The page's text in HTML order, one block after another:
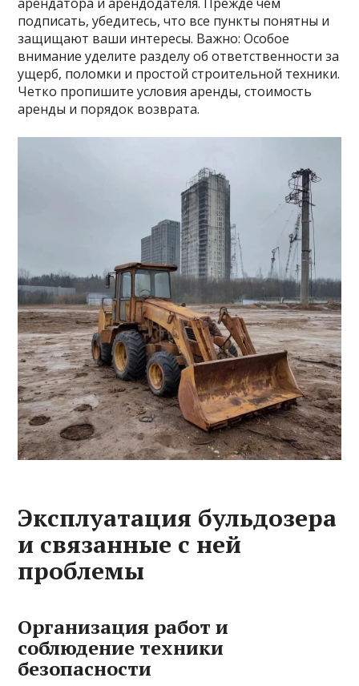
подписать, убедитесь, что все пункты понятны и
защищают ваши интересы. Важно: Особое
внимание уделите разделу об ответственности за
ущерб, поломки и простой строительной техники.
Четко пропишите условия аренды, стоимость
аренды и порядок возврата.
Эксплуатация бульдозера
и связанные с ней
проблемы
Организация работ и
соблюдение техники
безопасности